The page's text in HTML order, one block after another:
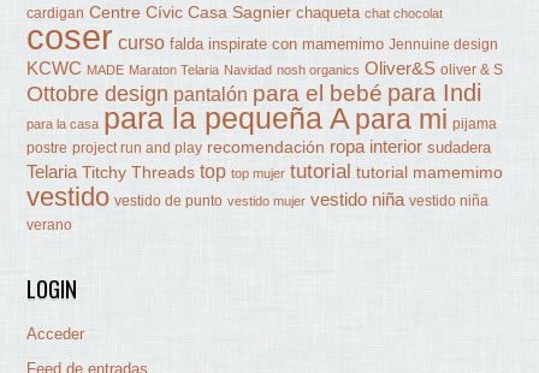
cardigan Centre Cívic Casa Sagnier chaqueta chat chocolat
coser curso falda inspirate con mamemimo Jennuine design
KCWC MADE Maraton Telaria Navidad nosh organics Oliver&S oliver & S
Ottobre design pantalón para el bebé para Indi
para la casa para la pequeña A para mi pijama
postre project run and play recomendación ropa interior sudadera
Telaria Titchy Threads top top mujer tutorial tutorial mamemimo
vestido vestido de punto vestido mujer vestido niña vestido niña
verano
LOGIN
Acceder
Feed de entradas